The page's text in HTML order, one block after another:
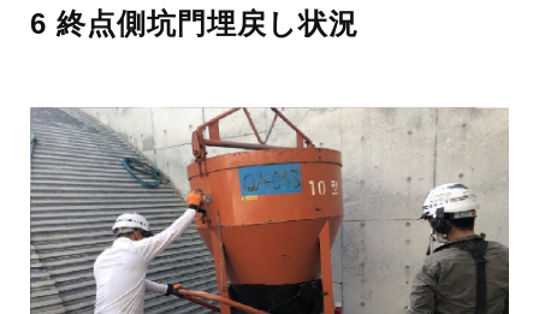
6 終点側坑門埋戻し状況